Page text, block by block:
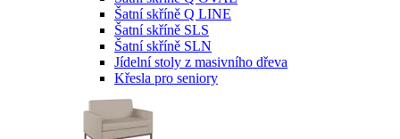
Šatní skříně Q LINE
Šatní skříně SLS
Šatní skříně SLN
Jídelní stoly z masivního dřeva
Křesla pro seniory